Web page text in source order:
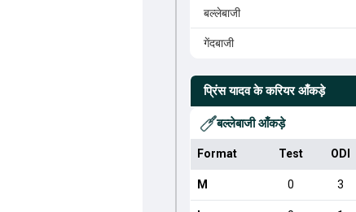
बल्लेबाजी
गेंदबाजी
प्रिंस यादवके करियर आँकड़े
बल्लेबाजी आँकड़े
Format Test ODI
M 0 3